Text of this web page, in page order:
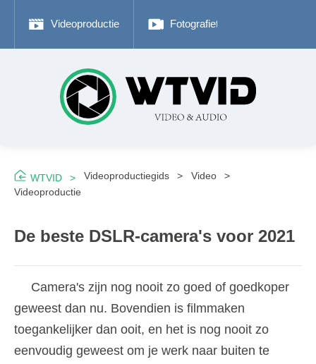
Videoproductie Fotografietips
WTVID Videoproductiegids
Video
Videoproductie
De beste DSLR-camera's voor 2021
Camera's zijn nog nooit zo goed of goedkoper
geweest dan nu. Bovendien is filmmaken
toegankelijker dan ooit, en het is nog nooit zo
eenvoudig geweest om je werk naar buiten te